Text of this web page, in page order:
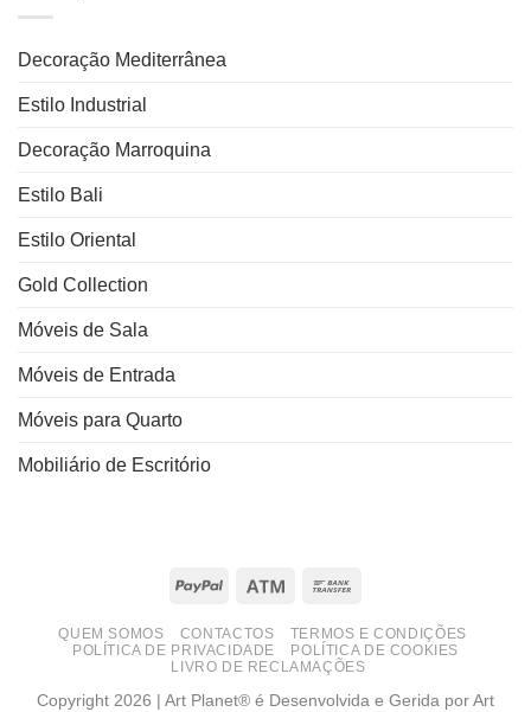
Decoração Mediterrânea
Estilo Industrial
Decoração Marroquina
Estilo Bali
Estilo Oriental
Gold Collection
Móveis de Sala
Móveis de Entrada
Móveis para Quarto
Mobiliário de Escritório
PayPal Atm
QUEM SOMOS CONTACTOS
TERMOS E CONDIÇÕES
POLÍTICA DE PRIVACIDADE
POLÍTICA DE COOKIES
LIVRO DE RECLAMAÇÕES
Copyright 2026 | Art Planet® é Desenvolvida e Gerida por Art